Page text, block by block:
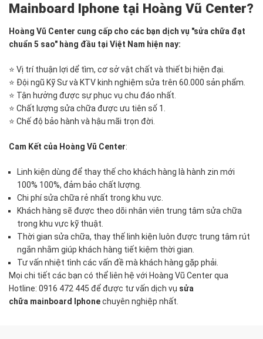
Mainboard Iphone tại Hoàng Vũ Center?
Hoàng Vũ Center cung cấp cho các bạn dịch vụ "sửa chữa đạt
chuẩn 5 sao" hàng đầu tại Việt Nam hiện nay:
⭐ Vị trí thuận lợi dể tìm, cơ sở vật chất và thiết bị hiện đại.
⭐ Đội ngũ Kỹ Sư và KTV kinh nghiệm sửa trên 60.000 sản phẩm.
⭐ Tận hưởng được sự phục vụ chu đáo nhất.
⭐ Chất lượng sửa chữa được ưu tiên số 1.
⭐ Chế độ bảo hành và hậu mãi trọn đời.
Cam Kết của Hoàng Vũ Center:
Linh kiện dùng để thay thế cho khách hàng là hành zin mới
100% 100%, đảm bảo chất lượng.
Chi phí sửa chữa rẻ nhất trong khu vực.
Khách hàng sẽ được theo dõi nhân viên trung tâm sửa chữa
trong khu vực kỹ thuật.
Thời gian sửa chữa, thay thế linh kiện luôn được trung tâm rút
ngắn nhằm giúp khách hàng tiết kiệm thời gian.
Tư vấn nhiệt tình các vấn đề mà khách hàng gặp phải.
Mọi chi tiết các bạn có thể liên hệ với Hoàng Vũ Center qua
Hotline: 0916 472 445 để được tư vấn dịch vụ sửa
chữa mainboard Iphonechuyên nghiệp nhất.